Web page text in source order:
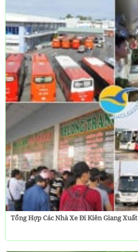
Tổng Hợp Các Nhà Xe Đi Kiên Giang